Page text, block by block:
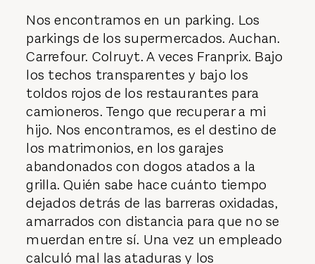
Nos encontramos en un parking. Los
parkings de los supermercados. Auchan.
Carrefour. Colruyt. A veces Franprix. Bajo
los techos transparentes y bajo los
toldos rojos de los restaurantes para
camioneros. Tengo que recuperar a mi
hijo. Nos encontramos, es el destino de
los matrimonios, en los garajes
abandonados con dogos atados a la
grilla. Quién sabe hace cuánto tiempo
dejados detrás de las barreras oxidadas,
amarrados con distancia para que no se
muerdan entre sí. Una vez un empleado
calculó mal las ataduras y los